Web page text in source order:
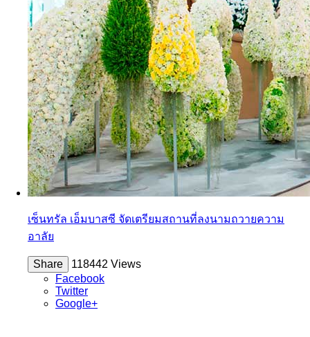
เซ็นทรัล เอ็มบาสซี จัดเตรียมสถานที่ลงนามถวายความ
อาลัย
Share
118442 Views
Facebook
Twitter
Google+